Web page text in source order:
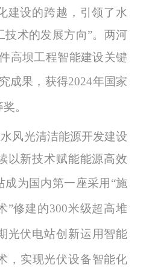
建设的跨越，引领了 水
技术的发展方向”。 两河
高坝工程智能建设关键
成果 ， 获得2024年国家
。
风光清洁能源开发建设
以新技术赋能能源高效
成为国内第一座采用 “施
”修建的300米级超高堆
光伏电站创新运用智能
， 实现光伏设备智能化